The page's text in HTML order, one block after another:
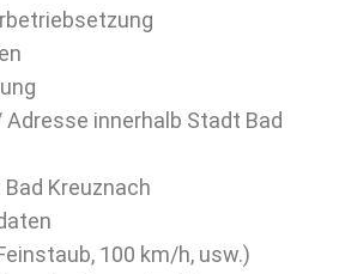
innerhalb Stadt Bad
Kreuznach
100 km/h, usw.)